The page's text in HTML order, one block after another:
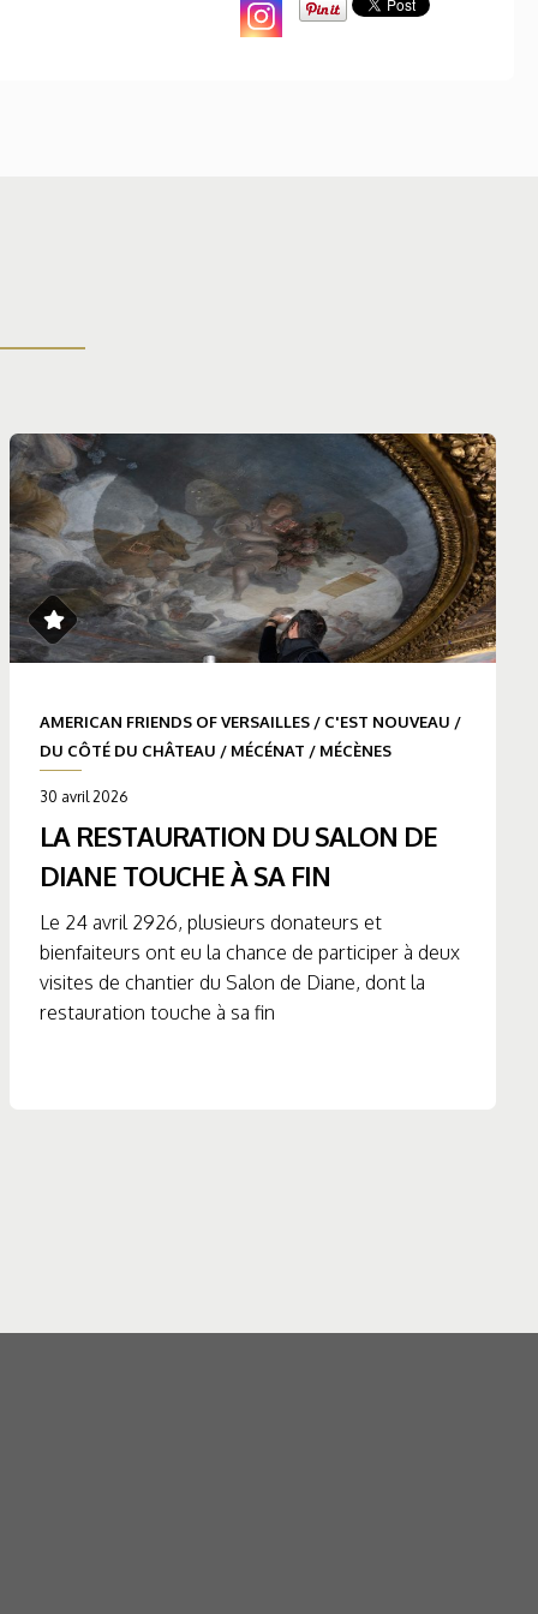
AMERICAN FRIENDS OF VERSAILLES / C'EST NOUVEAU /
DU CÔTÉ DU CHÂTEAU / MÉCÉNAT / MÉCÈNES
30 avril 2026
LA RESTAURATION DU SALON DE
DIANE TOUCHE À SA FIN
Le 24 avril 2926, plusieurs donateurs et
bienfaiteurs ont eu la chance de participer à deux
visites de chantier du Salon de Diane, dont la
restauration touche à sa fin